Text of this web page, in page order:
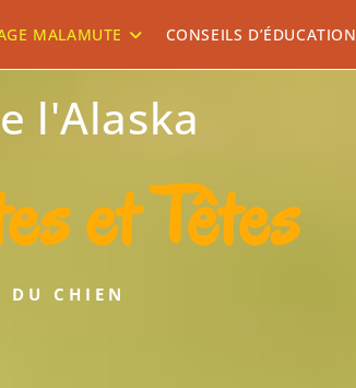
MALAMUTE CONSEILS D’ÉDUCATION
l'Alaska
et Têtes
DU CHIEN